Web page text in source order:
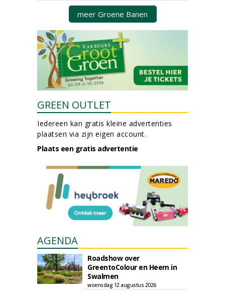
meer Groene Banen
GREEN OUTLET
Iedereen kan gratis kleine advertenties
plaatsen via zijn eigen account.
Plaats een gratis advertentie
AGENDA
Roadshow over
GreentoColour en Heem in
Swalmen
woensdag 12 augustus 2026